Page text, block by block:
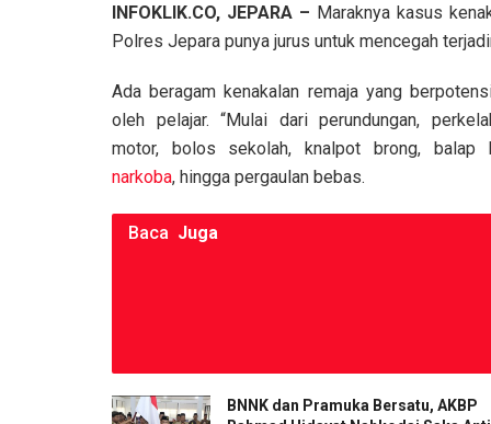
ce
o
o
k
tt ail at
A
p
p
py
n
k
ar
INFOKLIK.CO, JEPARA – Maraknya kasus
Polres Jepara punya jurus untuk mencegah
Ada beragam kenakalan remaja yang
oleh pelajar. “Mulai dari perundungan,
motor, bolos sekolah, knalpot brong, balap
narkoba, hingga pergaulan bebas.
Baca Juga
BNNK dan Pramuka Bersatu, AKBP